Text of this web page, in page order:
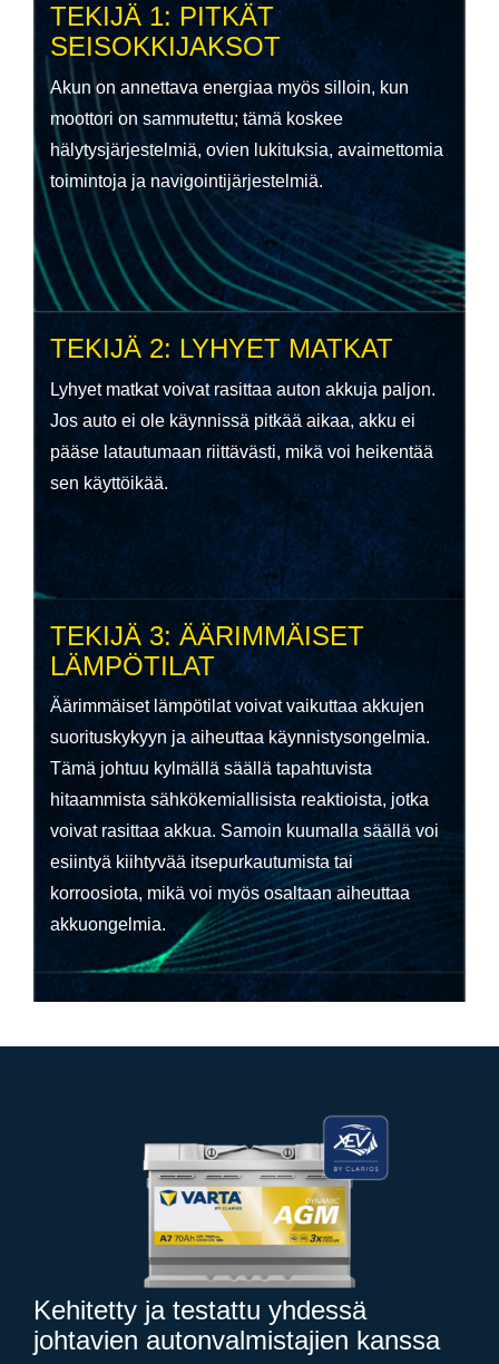
TEKIJÄ 1: PITKÄT
SEISOKKIJAKSOT
Akun on annettava energiaa myös silloin, kun
moottori on sammutettu; tämä koskee
hälytysjärjestelmiä, ovien lukituksia, avaimettomia
toimintoja ja navigointijärjestelmiä.
TEKIJÄ 2: LYHYET MATKAT
Lyhyet matkat voivat rasittaa auton akkuja paljon.
Jos auto ei ole käynnissä pitkää aikaa, akku ei
pääse latautumaan riittävästi, mikä voi heikentää
sen käyttöikää.
TEKIJÄ 3: ÄÄRIMMÄISET
LÄMPÖTILAT
Äärimmäiset lämpötilat voivat vaikuttaa akkujen
suorituskykyyn ja aiheuttaa käynnistysongelmia.
Tämä johtuu kylmällä säällä tapahtuvista
hitaammista sähkökemiallisista reaktioista, jotka
voivat rasittaa akkua. Samoin kuumalla säällä voi
esiintyä kiihtyvää itsepurkautumista tai
korroosiota, mikä voi myös osaltaan aiheuttaa
akkuongelmia.
Kehitetty ja testattu yhdessä
johtavien autonvalmistajien kanssa